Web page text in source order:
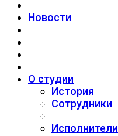
Новости
О студии
История
Сотрудники
Исполнители